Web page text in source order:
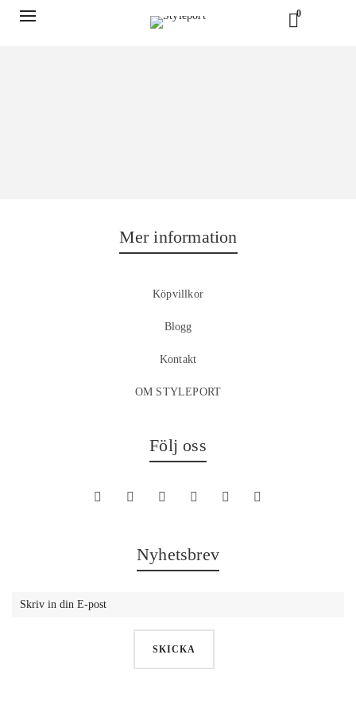
0
Mer information
Köpvillkor
Blogg
Kontakt
OM STYLEPORT
Följ oss
Nyhetsbrev